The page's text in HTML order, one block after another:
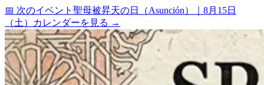
📅 次のイベント 聖母被昇天の日（Asunción）
8月15日
（土）
カレンダーを見る →